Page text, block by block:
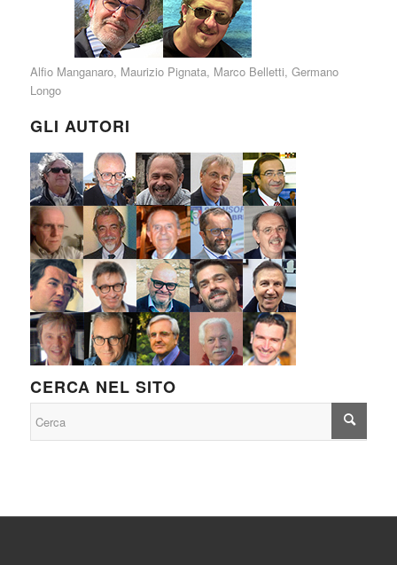
Alfio Manganaro, Maurizio Pignata, Marco Belletti, Germano
Longo
GLI AUTORI
CERCA NEL SITO